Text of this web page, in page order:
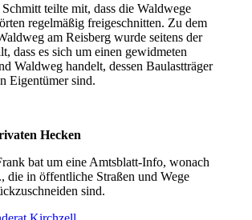
teilte mit, dass die Waldwege
regelmäßig freigeschnitten. Zu dem
am Reisberg wurde seitens der
dass es sich um einen gewidmeten
Waldweg handelt, dessen Baulastträger
Eigentümer sind.
Hecken
bat um eine Amtsblatt-Info, wonach
die in öffentliche Straßen und Wege
sind.